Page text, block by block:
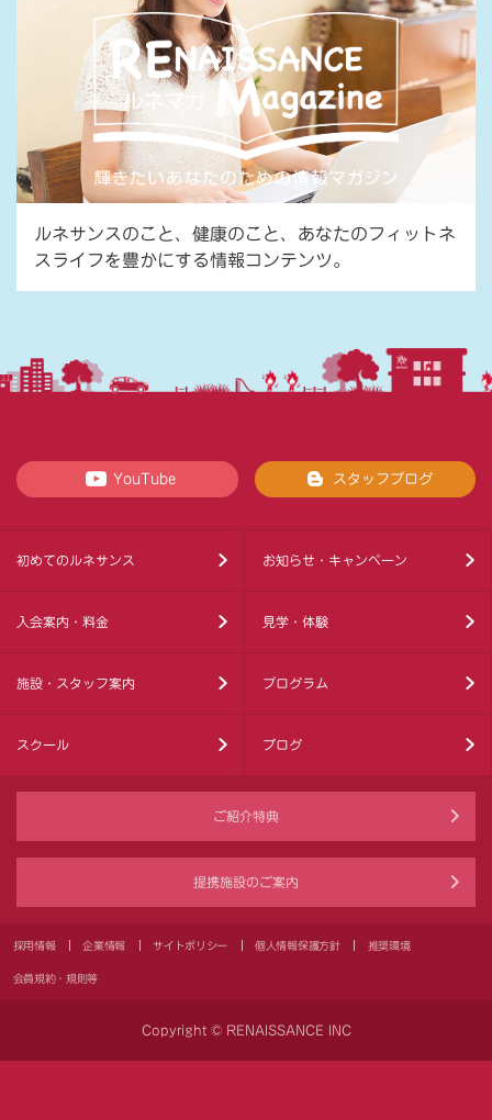
ルネサンスのこと、健康のこと、あなたのフィットネ
スライフを豊かにする情報コンテンツ。
YouTube スタッフブログ
初めてのルネサンス お知らせ・キャンペーン
入会案内・料金 見学・体験
施設・スタッフ案内 プログラム
スクール ブログ
ご紹介特典
提携施設のご案内
採用情報 企業情報 サイトポリシー 個人情報保護方針 推奨環境
会員規約・規則等
Copyright © RENAISSANCE INC